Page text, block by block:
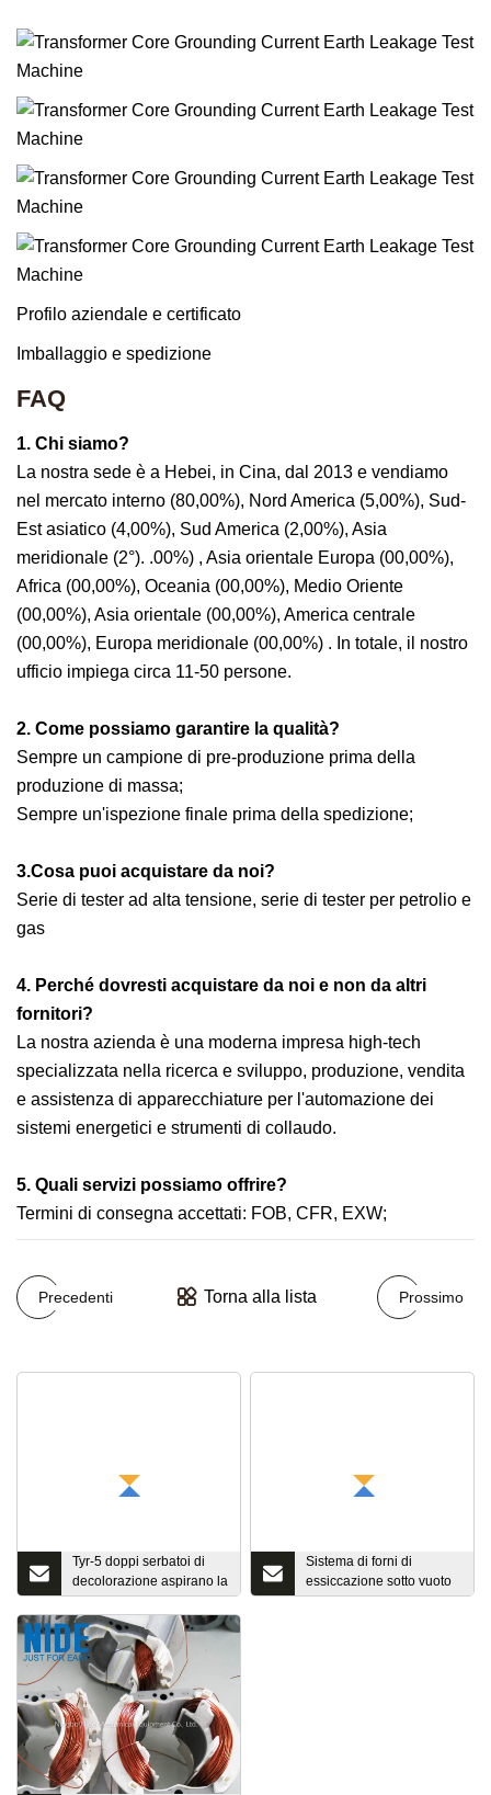
Profilo aziendale e certificato
Imballaggio e spedizione
FAQ
1. Chi siamo?
La nostra sede è a Hebei, in Cina, dal 2013 e vendiamo
nel mercato interno (80,00%), Nord America (5,00%), Sud-
Est asiatico (4,00%), Sud America (2,00%), Asia
meridionale (2°). .00%) , Asia orientale Europa (00,00%),
Africa (00,00%), Oceania (00,00%), Medio Oriente
(00,00%), Asia orientale (00,00%), America centrale
(00,00%), Europa meridionale (00,00%) . In totale, il nostro
ufficio impiega circa 11-50 persone.
2. Come possiamo garantire la qualità?
Sempre un campione di pre-produzione prima della
produzione di massa;
Sempre un'ispezione finale prima della spedizione;
3.Cosa puoi acquistare da noi?
Serie di tester ad alta tensione, serie di tester per petrolio e
gas
4. Perché dovresti acquistare da noi e non da altri
fornitori?
La nostra azienda è una moderna impresa high-tech
specializzata nella ricerca e sviluppo, produzione, vendita
e assistenza di apparecchiature per l'automazione dei
sistemi energetici e strumenti di collaudo.
5. Quali servizi possiamo offrire?
Termini di consegna accettati: FOB, CFR, EXW;
Precedenti Torna alla lista Prossimo
Tyr-5 doppi serbatoi di
decolorazione aspirano la
macchina per la
decolorazione dell'olio
idraulico
Sistema di forni di
essiccazione sotto vuoto
a basso costo a prezzo